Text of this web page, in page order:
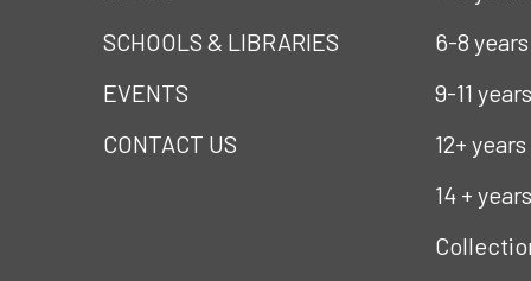
SCHOOLS & LIBRARIES
EVENTS
CONTACT US
6-8
9-11
12+
14 +